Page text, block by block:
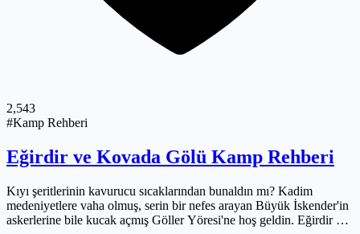
2,543
#Kamp Rehberi
Eğirdir ve Kovada Gölü Kamp Rehberi
Kıyı şeritlerinin kavurucu sıcaklarından bunaldın mı? Kadim
medeniyetlere vaha olmuş, serin bir nefes arayan Büyük İskender'in
askerlerine bile kucak açmış Göller Yöresi'ne hoş geldin. Eğirdir ve